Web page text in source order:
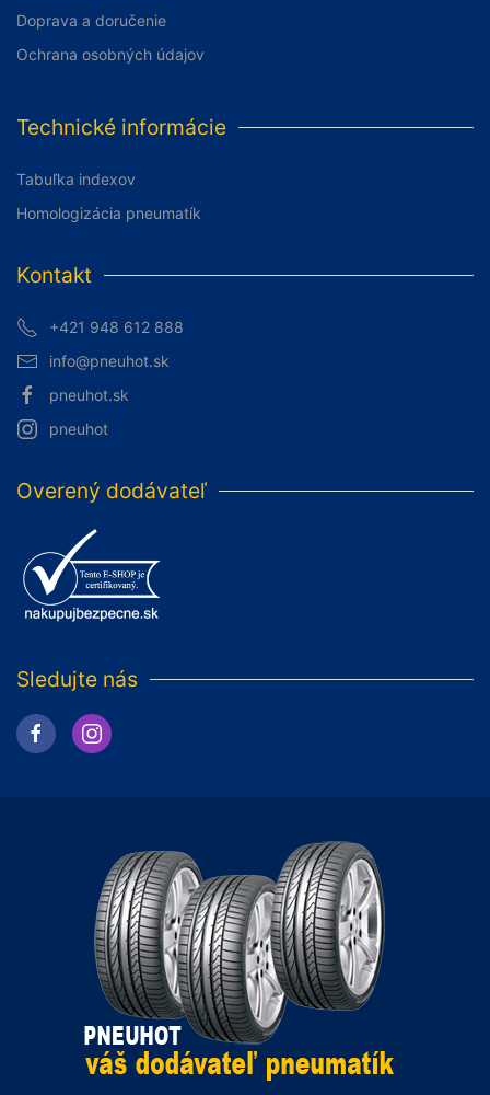
Doprava a doručenie
Ochrana osobných údajov
Technické informácie
Tabuľka indexov
Homologizácia pneumatík
Kontakt
+421 948 612 888
info@pneuhot.sk
pneuhot.sk
pneuhot
Overený dodávateľ
Sledujte nás